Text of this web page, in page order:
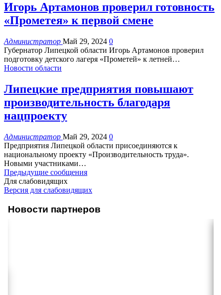
Игорь Артамонов проверил готовность
«Прометея» к первой смене
Администратор Май 29, 2024 0
Губернатор Липецкой области Игорь Артамонов проверил
подготовку детского лагеря «Прометей» к летней…
Новости области
Липецкие предприятия повышают
производительность благодаря
нацпроекту
Администратор Май 29, 2024 0
Предприятия Липецкой области присоединяются к
национальному проекту «Производительность труда».
Новыми участниками…
Предыдущие сообщения
Для слабовидящих
Версия для слабовидящих
Новости партнеров